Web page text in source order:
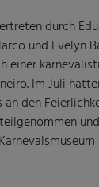
durch
und Evelyn
einer
Im Juli
den